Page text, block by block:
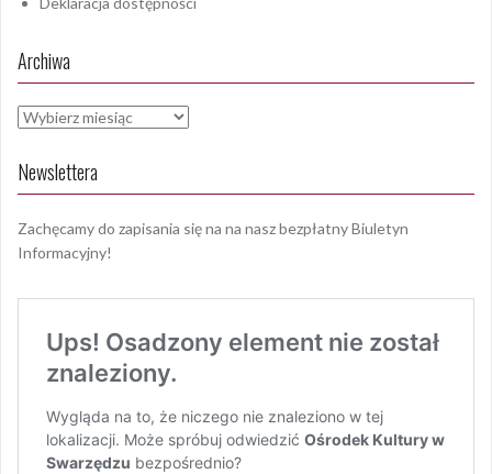
Archiwa
Archiwa
Newslettera
Zachęcamy do zapisania się na na nasz bezpłatny Biuletyn
Informacyjny!